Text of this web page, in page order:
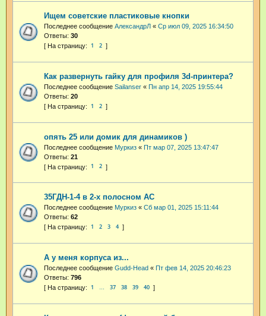
Ищем советские пластиковые кнопки
Последнее сообщение АлександрЛ « Ср июл 09, 2025 16:34:50
Ответы: 30
1 2
Как развернуть гайку для профиля 3d-принтера?
Последнее сообщение Sailanser « Пн апр 14, 2025 19:55:44
Ответы: 20
1 2
опять 25 или домик для динамиков )
Последнее сообщение Муркиз « Пт мар 07, 2025 13:47:47
Ответы: 21
1 2
35ГДН-1-4 в 2-х полосном АС
Последнее сообщение Муркиз « Сб мар 01, 2025 15:11:44
Ответы: 62
1 2 3 4
А у меня корпуса из...
Последнее сообщение Gudd-Head « Пт фев 14, 2025 20:46:23
Ответы: 796
1 … 37 38 39 40